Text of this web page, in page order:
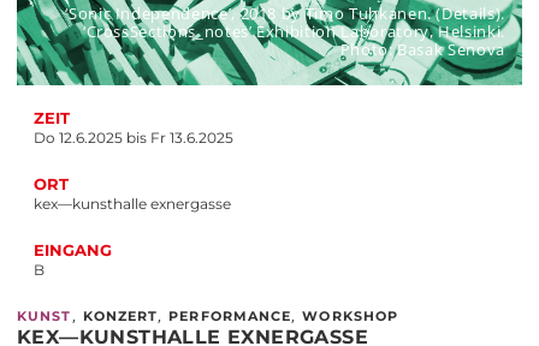
ZEIT
Do 12.6.2025 bis Fr 13.6.2025
ORT
kex—kunsthalle exnergasse
EINGANG
B
‘Sonic Independence’, 2018 by Timo Tuhkanen. (Details).
‘CrossSections_notes’ Exhibition Laboratory, Helsinki.
Photo: Basak Senova
KUNST , KONZERT, PERFORMANCE,WORKSHOP
KEX—KUNSTHALLE EXNERGASSE